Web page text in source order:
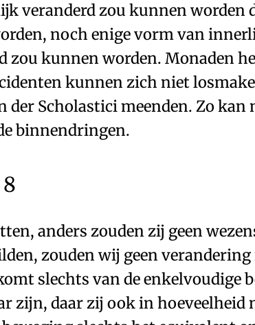
veranderd zou kunnen worden
noch enige vorm van
zou kunnen worden. Monaden
kunnen zich niet
Scholastici meenden. Zo kan
binnendringen.
anders zouden zij geen
zouden wij geen verandering
slechts van de enkelvoudige
zijn, daar zij ook in hoeveelheid